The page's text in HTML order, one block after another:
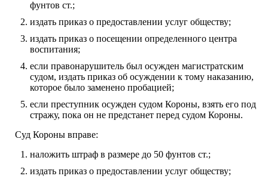
фунтов ст.;
издать приказ о предоставлении услуг обществу;
издать приказ о посещении определенного центра
воспитания;
если правонарушитель был осужден магистратским
судом, издать приказ об осуждении к тому наказанию,
которое было заменено пробацией;
если преступник осужден судом Короны, взять его под
стражу, пока он не предстанет перед судом Короны.
Суд Короны вправе:
наложить штраф в размере до 50 фунтов ст.;
издать приказ о предоставлении услуг обществу;